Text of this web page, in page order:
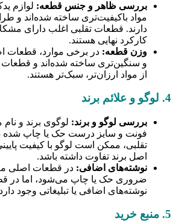
بررسی ظاهر و جنس قطعه: لوازم
مواد باکیفیت‌تری ساخته شده‌اند و
دارند. قطعات تقلبی اغلب دارای
کارکرد نهایی هستند.
وزن قطعه: در برخی موارد، قطعات
و سنگین‌تری ساخته شده‌اند و قطعات
از مواد ارزان‌تر، سبک‌تر هستند.
4. لوگو و علائم برند
بررسی لوگو و برند: لوگوی برند و
فونت و سایز درست حک یا چاپ شده
تقلبی، ممکن است لوگو با کیفیت
اصل برند تفاوت داشته باشد.
نوشته‌های اضافی: در قطعات اصلی
ضروری حک یا چاپ می‌شود، اما در
نوشته‌های اضافی یا تبلیغاتی وجود
5. منبع خرید